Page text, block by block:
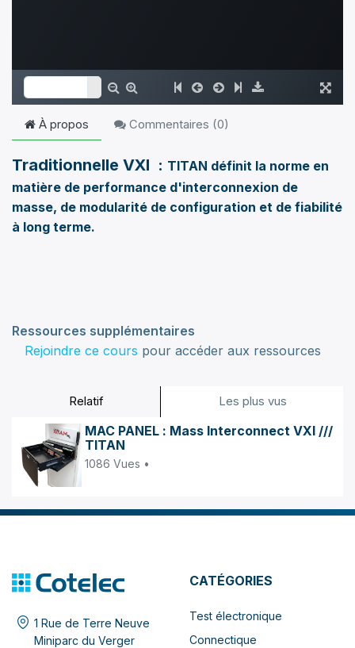
Relatif Les plus vus
MAC PANEL : Mass Interconnect VXI ///
TITAN
1086 Vues •
À propos Commentaires (0)
Traditionnelle VXI : TITAN définit la norme en
matière de performance d'interconnexion de
masse, de modularité de configuration et de fiabilité
à long terme.
Ressources supplémentaires
Rejoindre ce cours pour accéder aux ressources
1 Rue de Terre Neuve
Miniparc du Verger
CATÉGORIES
Test électronique
Connectique